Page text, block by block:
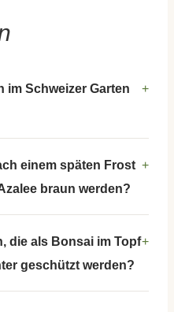
im Schweizer Garten
+
einem späten Frost
braun werden?
+
die als Bonsai im Topf
geschützt werden?
+